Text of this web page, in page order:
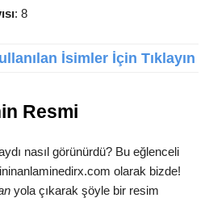
: 8
İsimler İçin Tıklayın
Resmi
nasıl görünürdü? Bu eğlenceli
olarak bizde!
yola çıkarak şöyle bir resim